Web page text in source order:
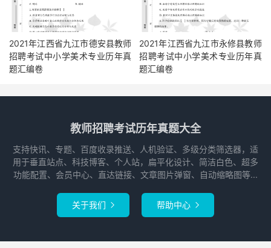
2021年江西省九江市德安县教师
招聘考试中小学美术专业历年真
题汇编卷
2021年江西省九江市永修县教师
招聘考试中小学美术专业历年真
题汇编卷
教师招聘考试历年真题大全
支持快讯、专题、百度收录推送、人机验证、多级分类筛选器，适
用于垂直站点、科技博客、个人站，扁平化设计、简洁白色、超多
功能配置、会员中心、直达链接、文章图片弹窗、自动缩略图等...
关于我们  帮助中心 